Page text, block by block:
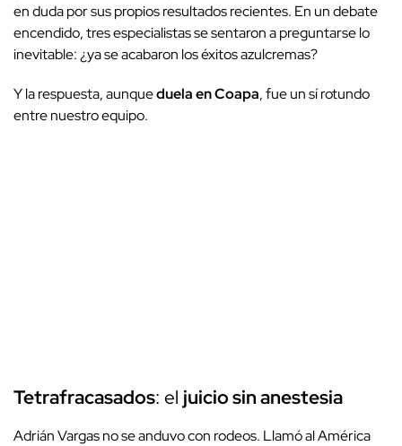
en duda por sus propios resultados recientes. En un debate
encendido, tres especialistas se sentaron a preguntarse lo
inevitable:¿ya se acabaron los éxitos azulcremas?
Y la respuesta, aunqueduela en Coapa, fue un sí rotundo
entre nuestro equipo.
Tetrafracasados: el juicio sin anestesia
Adrián Vargas no se anduvo con rodeos. Llamó al América